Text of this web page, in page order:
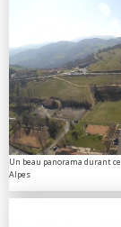
Un beau panorama durant
Alpes